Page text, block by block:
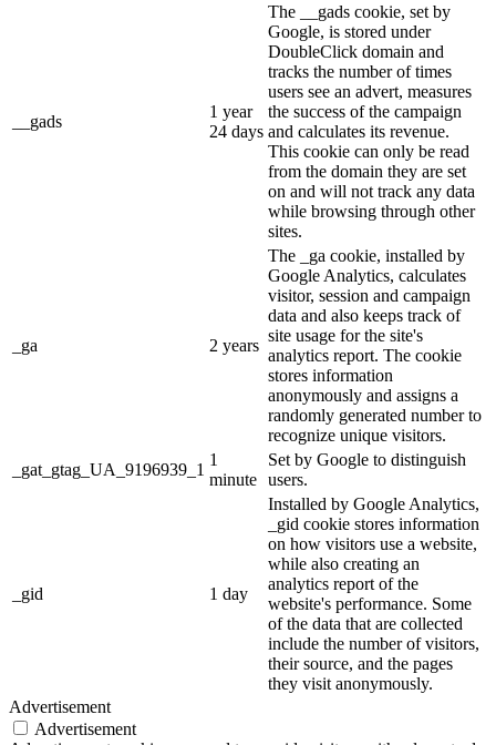
__gads
1 year
24 days
The __gads cookie, set by
Google, is stored under
DoubleClick domain and
tracks the number of times
users see an advert, measures
the success of the campaign
and calculates its revenue.
This cookie can only be read
from the domain they are set
on and will not track any data
while browsing through other
sites.
_ga 2 years
The _ga cookie, installed by
Google Analytics, calculates
visitor, session and campaign
data and also keeps track of
site usage for the site's
analytics report. The cookie
stores information
anonymously and assigns a
randomly generated number to
recognize unique visitors.
_gat_gtag_UA_9196939_1
1
minute
Set by Google to distinguish
users.
_gid 1 day
Installed by Google Analytics,
_gid cookie stores information
on how visitors use a website,
while also creating an
analytics report of the
website's performance. Some
of the data that are collected
include the number of visitors,
their source, and the pages
they visit anonymously.
Advertisement
Advertisement